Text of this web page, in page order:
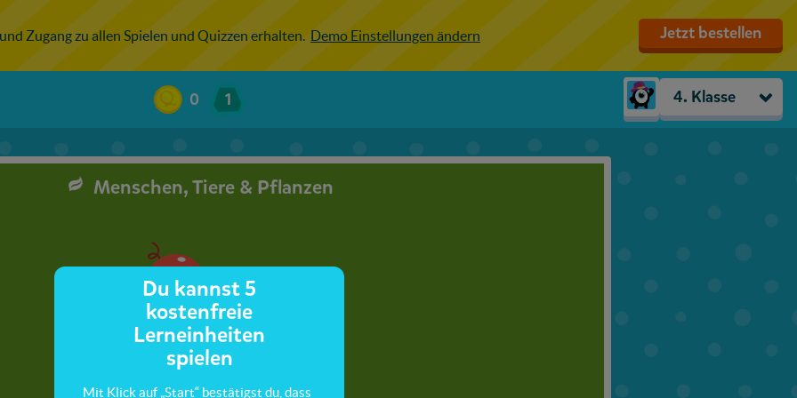
Zugang zu allen Spielen und Quizzen erhalten. Demo Einstellungen ändern Jetzt bestellen
0 1 4. Klasse
Menschen, Tiere & Pflanzen
Du kannst 5
kostenfreie
Lerneinheiten
spielen
Mit Klick auf „Start“ bestätigst du, dass